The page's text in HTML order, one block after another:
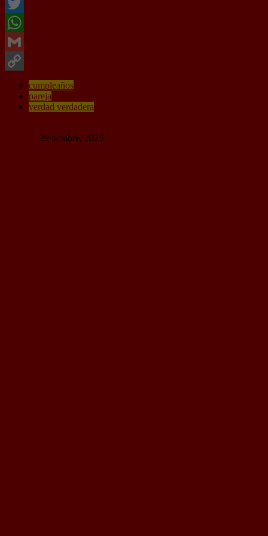
Facebook
Twitter
WhatsApp
Gmail
Link
cumpleaños
pareja
verdad verdadera
29 octubre, 2023